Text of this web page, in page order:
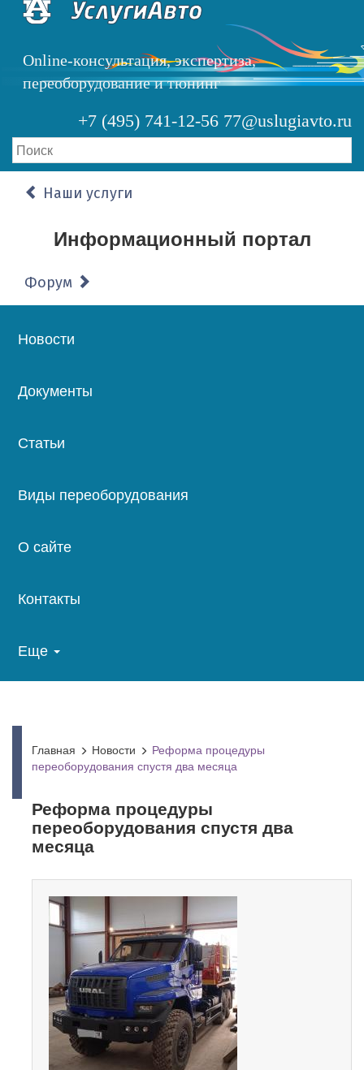
Перейти
содержанию
Online-консультация, экспертиза,
переоборудование и тюнинг
+7 (495) 741-12-56 77@uslugiavto.ru
Наши услуги
Информационный портал
Форум
Основная
Новости
Документы
Статьи
Виды переоборудования
О сайте
Контакты
Еще
Главная Новости
Реформа процедуры
переоборудования спустя два месяца
Реформа процедуры
переоборудования спустя два
месяца